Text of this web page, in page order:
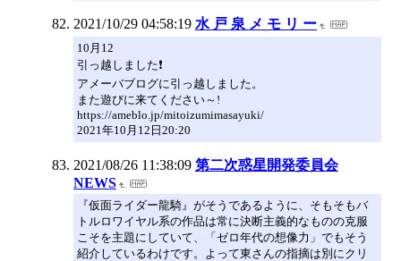
2021/10/29 04:58:19 水 戸 泉 メ モ リ ー
10月12
引っ越しました❗
アメーバブログに引っ越しました。
また遊びに来てください～!
https://ameblo.jp/mitoizumimasayuki/
2021年10月12日20:20
2021/08/26 11:38:09 第二次惑星開発委員会
NEWS
『仮面ライダー龍騎』がそうであるように、そもそもバ
トルロワイヤル系の作品は常に決断主義的なものの克服
こそを主題にしていて、「ゼロ年代の想像力」でもそう
紹介しているわけです。よって東さんの指摘は別にクリ